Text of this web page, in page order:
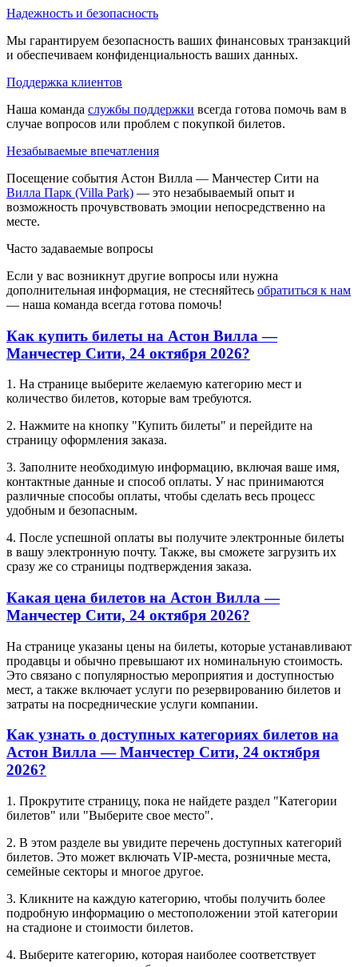
Надежность и безопасность
Мы гарантируем безопасность ваших финансовых транзакций
и обеспечиваем конфиденциальность ваших данных.
Поддержка клиентов
Наша команда службы поддержки всегда готова помочь вам в
случае вопросов или проблем с покупкой билетов.
Незабываемые впечатления
Посещение события Астон Вилла — Манчестер Сити на
Вилла Парк (Villa Park) — это незабываемый опыт и
возможность прочувствовать эмоции непосредственно на
месте.
Часто задаваемые вопросы
Если у вас возникнут другие вопросы или нужна
дополнительная информация, не стесняйтесь обратиться к нам
— наша команда всегда готова помочь!
Как купить билеты на Астон Вилла —
Манчестер Сити, 24 октября 2026?
1. На странице выберите желаемую категорию мест и
количество билетов, которые вам требуются.
2. Нажмите на кнопку "Купить билеты" и перейдите на
страницу оформления заказа.
3. Заполните необходимую информацию, включая ваше имя,
контактные данные и способ оплаты. У нас принимаются
различные способы оплаты, чтобы сделать весь процесс
удобным и безопасным.
4. После успешной оплаты вы получите электронные билеты
в вашу электронную почту. Также, вы сможете загрузить их
сразу же со страницы подтверждения заказа.
Какая цена билетов на Астон Вилла —
Манчестер Сити, 24 октября 2026?
На странице указаны цены на билеты, которые устанавливают
продавцы и обычно превышают их номинальную стоимость.
Это связано с популярностью мероприятия и доступностью
мест, а также включает услуги по резервированию билетов и
затраты на посреднические услуги компании.
Как узнать о доступных категориях билетов на
Астон Вилла — Манчестер Сити, 24 октября
2026?
1. Прокрутите страницу, пока не найдете раздел "Категории
билетов" или "Выберите свое место".
2. В этом разделе вы увидите перечень доступных категорий
билетов. Это может включать VIP-места, розничные места,
семейные секторы и многое другое.
3. Кликните на каждую категорию, чтобы получить более
подробную информацию о местоположении этой категории
на стадионе и стоимости билетов.
4. Выберите категорию, которая наиболее соответствует